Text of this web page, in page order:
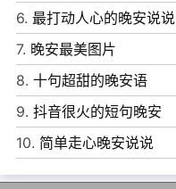
6. 最打动人心的晚安说说
7. 晚安最美图片
8. 十句超甜的晚安语
9. 抖音很火的短句晚安
10. 简单走心晚安说说